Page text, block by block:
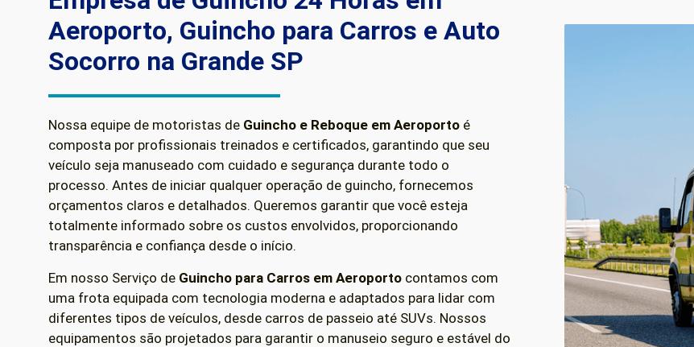
Aeroporto, Guincho para Carros e Auto
Socorro na Grande SP
Nossa equipe de motoristas de Guincho e Reboque em Aeroporto é
composta por profissionais treinados e certificados, garantindo que seu
veículo seja manuseado com cuidado e segurança durante todo o
processo. Antes de iniciar qualquer operação de guincho, fornecemos
orçamentos claros e detalhados. Queremos garantir que você esteja
totalmente informado sobre os custos envolvidos, proporcionando
transparência e confiança desde o início.
Em nosso Serviço de Guincho para Carros em Aeroporto contamos com
uma frota equipada com tecnologia moderna e adaptados para lidar com
diferentes tipos de veículos, desde carros de passeio até SUVs. Nossos
equipamentos são projetados para garantir o manuseio seguro e estável do